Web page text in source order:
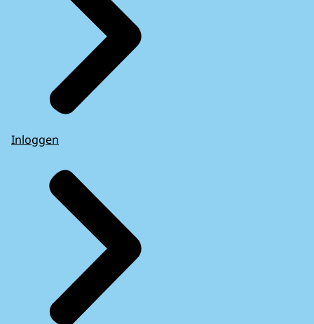
Inloggen